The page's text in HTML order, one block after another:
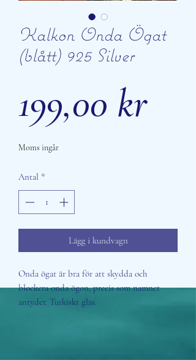
Kalkon Onda Ögat
(blått) 925 Silver
199,00 krPris
Moms ingår
Antal *
Lägg i kundvagn
Onda ögat är bra för att skydda och
blockera onda ögon, precis som namnet
antyder. Turkiskt glas.